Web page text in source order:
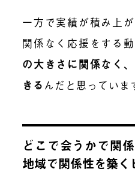
一方で実績が積み上
関係なく応援をする
の大きさに関係なく
きる んだと思っていま
どこで会うかで関
地域で関係性を築く